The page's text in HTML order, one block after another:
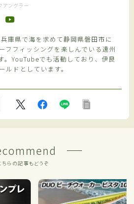
アングラー
庫県で海を求めて静岡県磐田市に
フフィッシングを楽しんでいる遠州
。YouTubeでも活動しており、伊良
ルドとしています。
ちらの記事もどうぞ